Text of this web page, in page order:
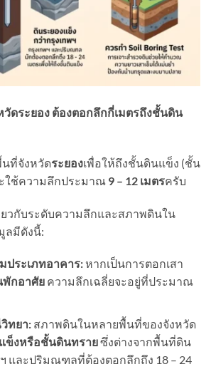
วัดระยอง ต้องตอกลึกกี่เมตรถึงชั้นดิน
นที่จังหวัดระยองเพื่อให้ถึงชั้นดินแข็ง (ชั้น
ใช้ความลึกประมาณ 9 – 12 เมตรครับ
ยวกับระดับความลึกและสภาพดินใน
ลมีดังนี้:
ประเภทอาคาร:หากเป็นการตอกเสา
พักอาศัยความลึกเฉลี่ยจะอยู่ที่ประมาณ
ทยา:สภาพดินในหลายพื้นที่ของจังหวัด
ข็งหรือชั้นดินทรายซึ่งต่างจากพื้นที่ดิน
และปริมณฑลที่ต้องตอกลึกถึง 18 – 24